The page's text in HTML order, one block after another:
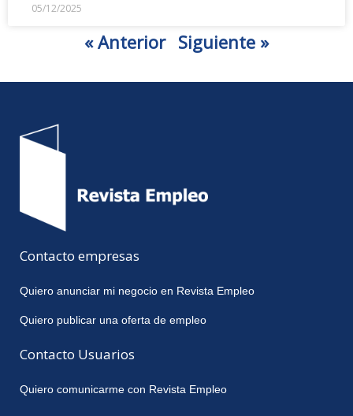
05/12/2025
« Anterior Siguiente »
Contacto empresas
Quiero anunciar mi negocio en Revista Empleo
Quiero publicar una oferta de empleo
Contacto Usuarios
Quiero comunicarme con Revista Empleo